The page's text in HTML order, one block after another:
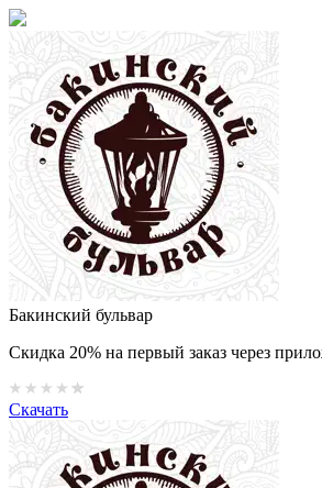
Бакинский бульвар
Скидка 20% на первый заказ через
Скачать